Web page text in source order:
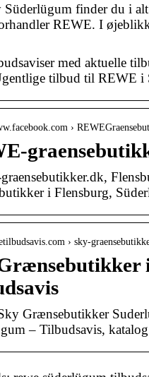
finder du i
REWE. I
med aktuelle
tilbud til REWE i
›
i Flensburg,
› sky-
Grænsebutikker
– Tilbudsavis,